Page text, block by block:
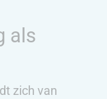
als
zich van